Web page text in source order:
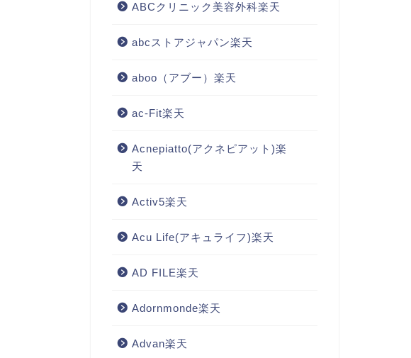
ABCクリニック美容外科楽天
abcストアジャパン楽天
aboo（アブー）楽天
ac-Fit楽天
Acnepiatto(アクネピアット)楽
天
Activ5楽天
Acu Life(アキュライフ)楽天
AD FILE楽天
Adornmonde楽天
Advan楽天